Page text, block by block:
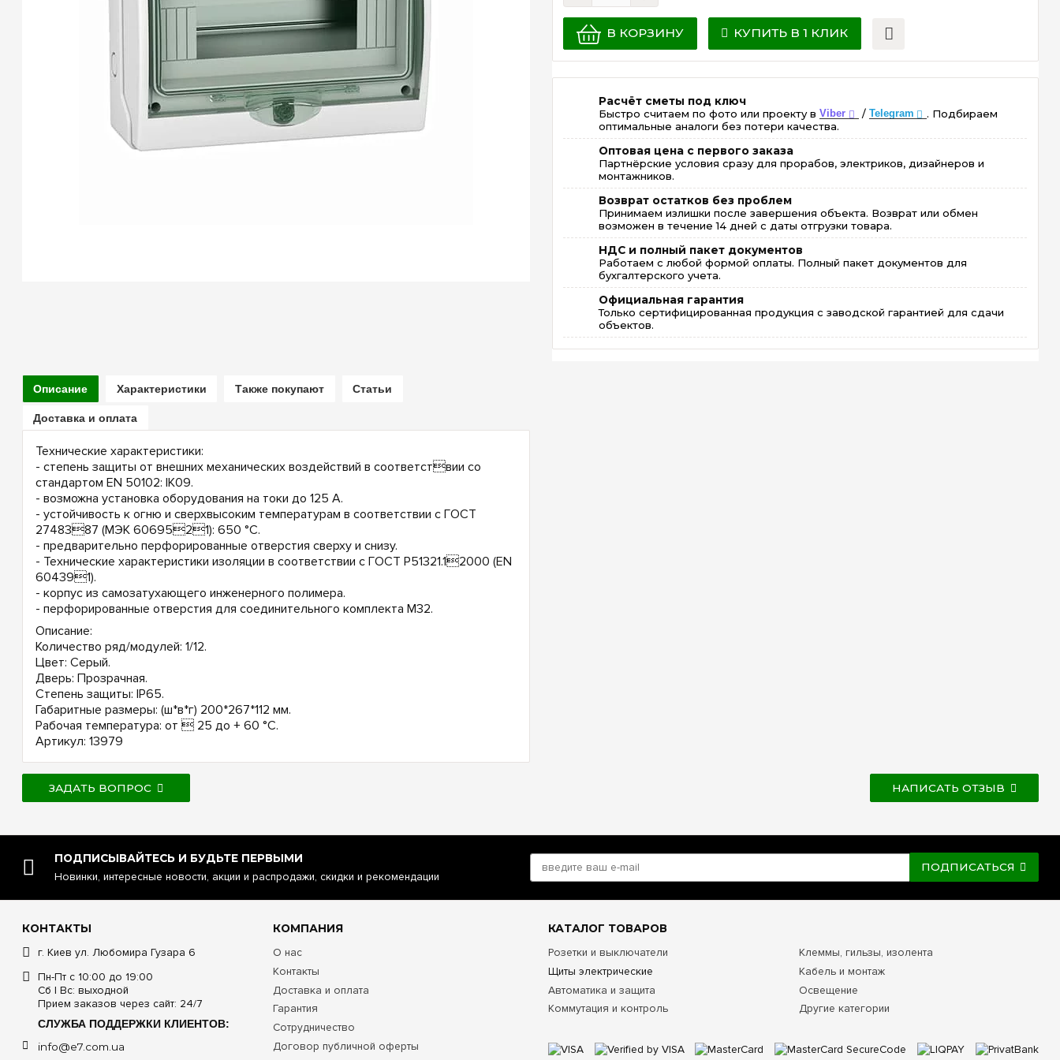
В КОРЗИНУ КУПИТЬ В 1 КЛИК
Расчёт сметы под ключ
Быстро считаем по фото или проекту вViber / Telegram
. Подбираем
оптимальные аналоги без потери качества.
Оптовая цена с первого заказа
Партнёрские условия сразу для прорабов, электриков, дизайнеров и
монтажников.
Возврат остатков без проблем
Принимаем излишки после завершения объекта. Возврат или обмен
возможен в течение 14 дней с даты отгрузки товара.
НДС и полный пакет документов
Работаем с любой формой оплаты. Полный пакет документов для
бухгалтерского учета.
Официальная гарантия
Только сертифицированная продукция с заводской гарантией для сдачи
объектов.
Описание Характеристики Также покупают Статьи
Доставка и оплата
Технические характеристики:
- степень защиты от внешних механических воздействий в соответствии со
стандартом EN 50102: IK09.
- возможна установка оборудования на токи до 125 А.
- устойчивость к огню и сверхвысоким температурам в соответствии с ГОСТ
2748387 (МЭК 6069521): 650 °С.
- предварительно перфорированные отверстия сверху и снизу.
- Технические характеристики изоляции в соответствии с ГОСТ Р51321.12000 (EN
604391).
- корпус из самозатухающего инженерного полимера.
- перфорированные отверстия для соединительного комплекта М32.
Описание:
Количество ряд/модулей: 1/12.
Цвет: Серый.
Дверь: Прозрачная.
Степень защиты: IP65.
Габаритные размеры: (ш*в*г) 200*267*112 мм.
Рабочая температура: от  25 до + 60 °С.
Артикул: 13979
ЗАДАТЬ ВОПРОС НАПИСАТЬ ОТЗЫВ
ПОДПИСЫВАЙТЕСЬ И БУДЬТЕ ПЕРВЫМИ
Новинки, интересные новости, акции и распродажи, скидки и рекомендации
ПОДПИСАТЬСЯ
КОНТАКТЫ
г. Киев ул. Любомира Гузара 6
Пн-Пт с 10:00 до 19:00
Сб | Вс: выходной
Прием заказов через сайт: 24/7
СЛУЖБА ПОДДЕРЖКИ КЛИЕНТОВ:
info@e7.com.ua
КОМПАНИЯ
О нас
Контакты
Доставка и оплата
Гарантия
Сотрудничество
Договор публичной оферты
КАТАЛОГ ТОВАРОВ
Розетки и выключатели
Щиты электрические
Автоматика и защита
Коммутация и контроль
Клеммы, гильзы, изолента
Кабель и монтаж
Освещение
Другие категории